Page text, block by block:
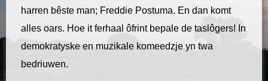
harren bêste man; Freddie Postuma. En dan komt
alles oars. Hoe it ferhaal ôfrint bepale de taslôgers! In
demokratyske en muzikale komeedzje yn twa
bedriuwen.